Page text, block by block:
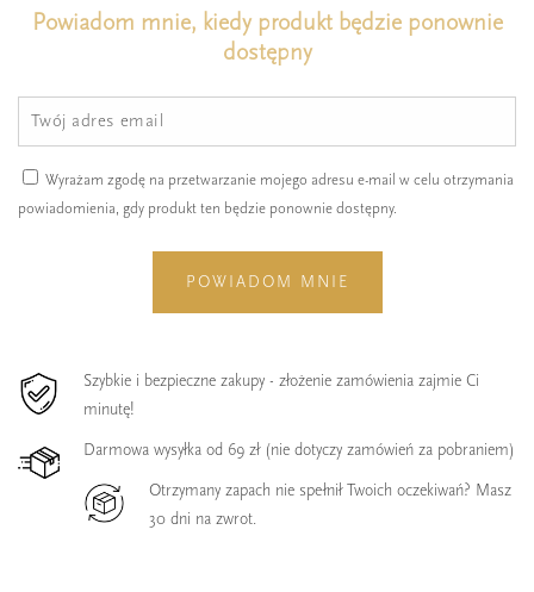
Powiadom mnie, kiedy produkt będzie ponownie
dostępny
Wyrażam zgodę na przetwarzanie mojego adresu e-mail w celu otrzymania
powiadomienia, gdy produkt ten będzie ponownie dostępny.
POWIADOM MNIE
Szybkie i bezpieczne zakupy - złożenie zamówienia zajmie Ci
minutę!
Darmowa wysyłka od 69 zł (nie dotyczy zamówień za pobraniem)
Otrzymany zapach nie spełnił Twoich oczekiwań? Masz
30 dni na zwrot.